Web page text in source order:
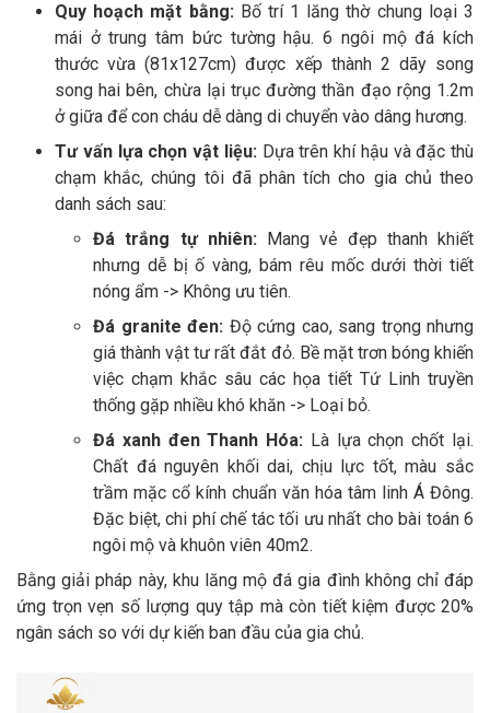
Quy hoạch mặt bằng:Bố trí 1 lăng thờ chung loại 3
mái ở trung tâm bức tường hậu. 6 ngôi mộ đá kích
thước vừa (81x127cm) được xếp thành 2 dãy song
song hai bên, chừa lại trục đường thần đạo rộng 1.2m
ở giữa để con cháu dễ dàng di chuyển vào dâng hương.
Tư vấn lựa chọn vật liệu: Dựa trên khí hậu và đặc thù
chạm khắc, chúng tôi đã phân tích cho gia chủ theo
danh sách sau:
Đá trắng tự nhiên:
Mang vẻ đẹp thanh khiết
nhưng dễ bị ố vàng, bám rêu mốc dưới thời tiết
nóng ẩm -> Không ưu tiên.
Đá granite đen: Độ cứng cao, sang trọng nhưng
giá thành vật tư rất đắt đỏ. Bề mặt trơn bóng khiến
việc chạm khắc sâu các họa tiết Tứ Linh truyền
thống gặp nhiều khó khăn -> Loại bỏ.
Đá xanh đen Thanh Hóa: Là lựa chọn chốt lại.
Chất đá nguyên khối dai, chịu lực tốt, màu sắc
trầm mặc cổ kính chuẩn văn hóa tâm linh Á Đông.
Đặc biệt, chi phí chế tác tối ưu nhất cho bài toán 6
ngôi mộ và khuôn viên 40m2.
Bằng giải pháp này, khu lăng mộ đá gia đình không chỉ đáp
ứng trọn vẹn số lượng quy tập mà còn tiết kiệm được 20%
ngân sách so với dự kiến ban đầu của gia chủ.